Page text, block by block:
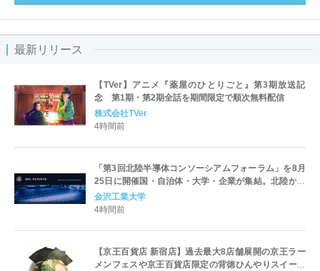
最新リリース
【TVer】アニメ『薬屋のひとりごと』第3期放送記
念 第1期・第2期全話を期間限定で順次無料配信
株式会社TVer
4時間前
「第3回北陸半導体コンソーシアムフォーラム」を8月
25日に開催国・自治体・大学・企業が集結。北陸から
世界に向けた半導体産業の発展とエコシステム形成を
議論
金沢工業大学
4時間前
【京王百貨店 新宿店】過去最大8店舗展開の京王ラー
メンフェスや京王百貨店限定の背徳ひんやりスイーツ